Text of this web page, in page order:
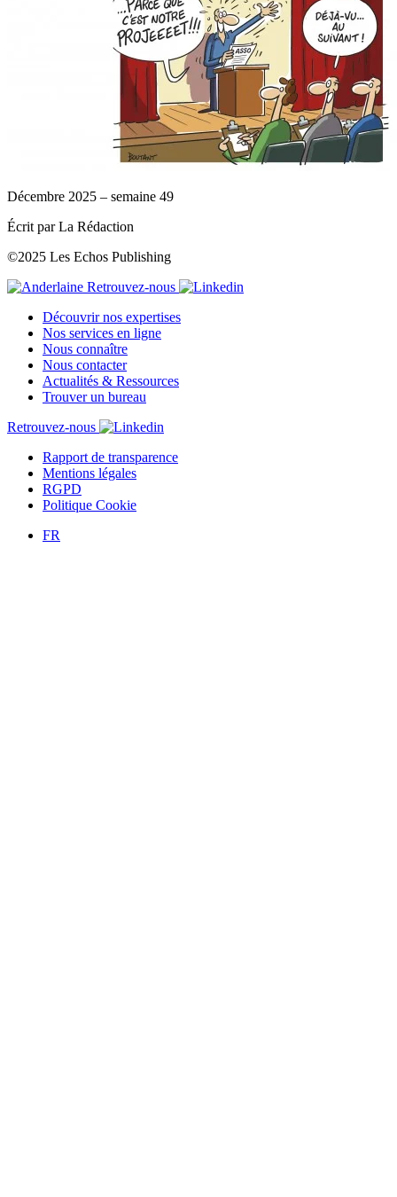
Décembre 2025 – semaine 49
Écrit par La Rédaction
©2025 Les Echos Publishing
Retrouvez-nous
Découvrir nos expertises
Nos services en ligne
Nous connaître
Nous contacter
Actualités & Ressources
Trouver un bureau
Retrouvez-nous
Rapport de transparence
Mentions légales
RGPD
Politique Cookie
FR